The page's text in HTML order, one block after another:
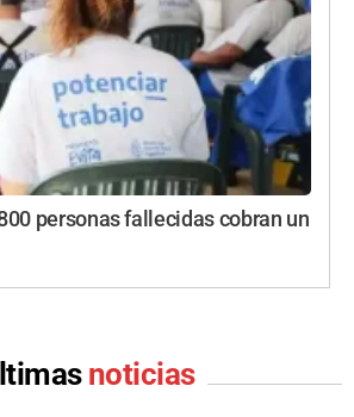
personas fallecidas cobran un
noticias